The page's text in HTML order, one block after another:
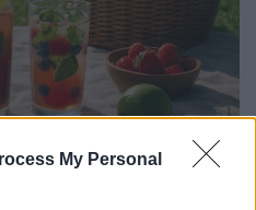
My Personal
A SZABADBAN